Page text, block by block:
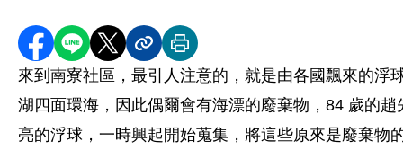
分享至 Facebook
分享到 LINE
分享到 X分享內容連結
列印本頁
來到南寮社區，最引人注意的，就是由各國飄來的浮
湖四面環海，因此偶爾會有海漂的廢棄物，84 歲的趙
亮的浮球，一時興起開始蒐集，將這些原來是廢棄物